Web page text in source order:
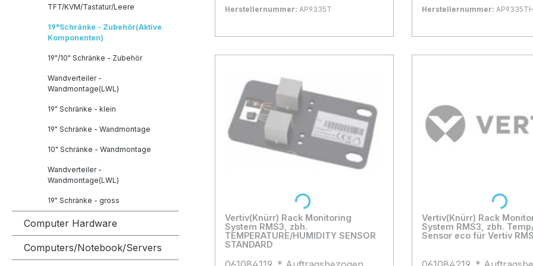
TFT/KVM/Tastatur/Leere
19"Schränke - Zubehör(Aktive
Komponenten)
19"/10" Schränke - Zubehör
Wandverteiler -
Wandmontage(LWL)
19" Schränke - klein
19" Schränke - Wandmontage
10" Schränke - Wandmontage
Wandverteiler -
Wandmontage(LWL)
19" Schränke - gross
Computer Hardware
Computers/Notebook/Servers
Herstellernummer: AP9335T
In den Warenkorb
Luftfeuchtigkeitssensor ,*
Herstellernummer: AP9335TH
In den Warenkorb
Vertiv(Knürr) Rack Monitoring
System RMS3, zbh.
TEMPERATURE/HUMIDITY SENSOR
STANDARD
Loading...
Vertiv(Knürr) Rack
System RMS3, zbh.
Sensor eco für Vertiv
Loading...